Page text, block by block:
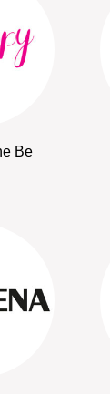
Be